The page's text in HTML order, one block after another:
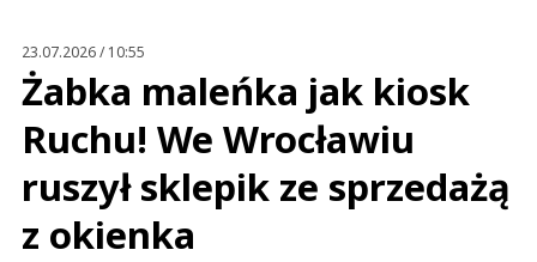
23.07.2026 / 10:55
Żabka maleńka jak kiosk
Ruchu! We Wrocławiu
ruszył sklepik ze sprzedażą
z okienka